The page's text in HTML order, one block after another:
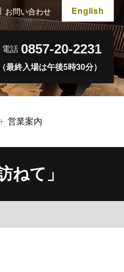
お問い合わせ English
電話 0857-20-2231
最終入場は午後5時30分）
営業案内
ねて」